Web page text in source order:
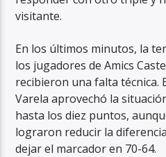
visitante.
En los últimos minutos, la
los jugadores de Amics
recibieron una falta técnica.
Varela aprovechó la
hasta los diez puntos,
lograron reducir la
dejar el marcador en 70-64.